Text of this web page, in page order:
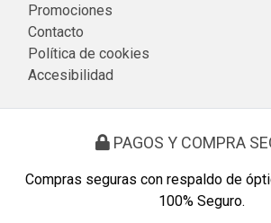
Promociones
Contacto
Política de cookies
Accesibilidad
PAGOS Y COMPRA
Compras seguras con respaldo de
100% Seguro.